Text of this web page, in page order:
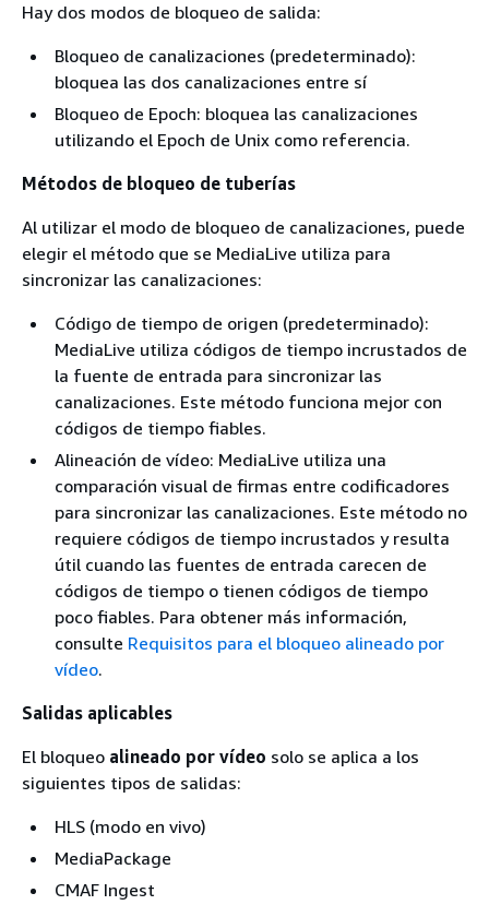
Hay dos modos de bloqueo de salida:
Bloqueo de canalizaciones (predeterminado):
bloquea las dos canalizaciones entre sí
Bloqueo de Epoch: bloquea las canalizaciones
utilizando el Epoch de Unix como referencia.
Métodos de bloqueo de tuberías
Al utilizar el modo de bloqueo de canalizaciones, puede
elegir el método que se MediaLive utiliza para
sincronizar las canalizaciones:
Código de tiempo de origen (predeterminado):
MediaLive utiliza códigos de tiempo incrustados de
la fuente de entrada para sincronizar las
canalizaciones. Este método funciona mejor con
códigos de tiempo fiables.
Alineación de vídeo: MediaLive utiliza una
comparación visual de firmas entre codificadores
para sincronizar las canalizaciones. Este método no
requiere códigos de tiempo incrustados y resulta
útil cuando las fuentes de entrada carecen de
códigos de tiempo o tienen códigos de tiempo
poco fiables. Para obtener más información,
consulte Requisitos para el bloqueo alineado por
vídeo.
Salidas aplicables
El bloqueo alineado por vídeo solo se aplica a los
siguientes tipos de salidas:
HLS (modo en vivo)
MediaPackage
CMAF Ingest